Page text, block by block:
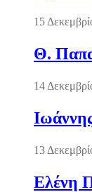
15
Θ.
14
13
Ελένη